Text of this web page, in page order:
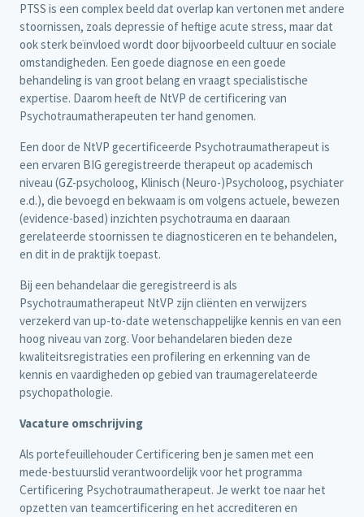
PTSS is een complex beeld dat overlap kan vertonen met andere
stoornissen, zoals depressie of heftige acute stress, maar dat
ook sterk beïnvloed wordt door bijvoorbeeld cultuur en sociale
omstandigheden. Een goede diagnose en een goede
behandeling is van groot belang en vraagt specialistische
expertise. Daarom heeft de NtVP de certificering van
Psychotraumatherapeuten ter hand genomen.
Een door de NtVP gecertificeerde Psychotraumatherapeut is
een ervaren BIG geregistreerde therapeut op academisch
niveau (GZ-psycholoog, Klinisch (Neuro-)Psycholoog, psychiater
e.d.), die bevoegd en bekwaam is om volgens actuele, bewezen
(evidence-based) inzichten psychotrauma en daaraan
gerelateerde stoornissen te diagnosticeren en te behandelen,
en dit in de praktijk toepast.
Bij een behandelaar die geregistreerd is als
Psychotraumatherapeut NtVP zijn cliënten en verwijzers
verzekerd van up-to-date wetenschappelijke kennis en van een
hoog niveau van zorg. Voor behandelaren bieden deze
kwaliteitsregistraties een profilering en erkenning van de
kennis en vaardigheden op gebied van traumagerelateerde
psychopathologie.
Vacature omschrijving
Als portefeuillehouder Certificering ben je samen met een
mede-bestuurslid verantwoordelijk voor het programma
Certificering Psychotraumatherapeut. Je werkt toe naar het
opzetten van teamcertificering en het accrediteren en